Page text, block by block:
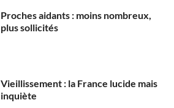
Proches aidants : moins nombreux,
plus sollicités
Vieillissement : la France lucide mais
inquiète